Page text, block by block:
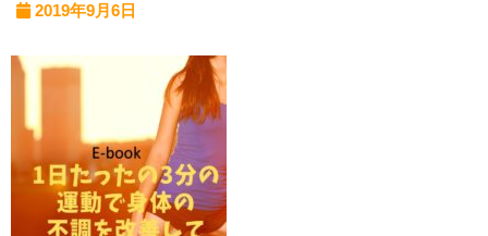
2019年9月6日